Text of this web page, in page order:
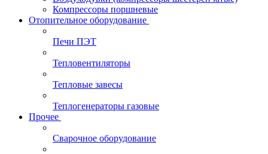
Компрессоры поршневые
Отопительное оборудование
Печи ПЭТ
Тепловентиляторы
Тепловые завесы
Теплогенераторы газовые
Прочее
Сварочное оборудование